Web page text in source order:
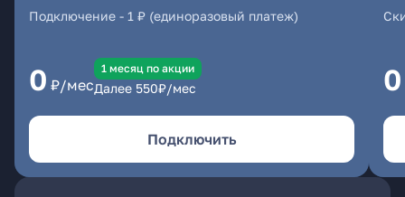
Подключение - 1 ₽ (единоразовый платеж)
0 ₽/мес
1 месяц по акции
Далее 550₽/мес
Подключить
0